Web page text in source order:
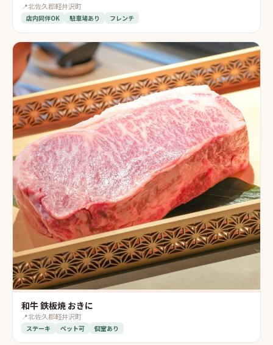
📍北佐久郡軽井沢町
店内同伴OK 駐車場あり フレンチ
和牛 鉄板焼 おきに
📍北佐久郡軽井沢町
ステーキ ペット可 個室あり